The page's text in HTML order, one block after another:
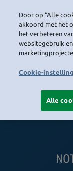
NAVIGATION_COMMUNITY
Door op “Alle
akkoord met het
het verbeteren
websitegebruik
Cookie-
Alle